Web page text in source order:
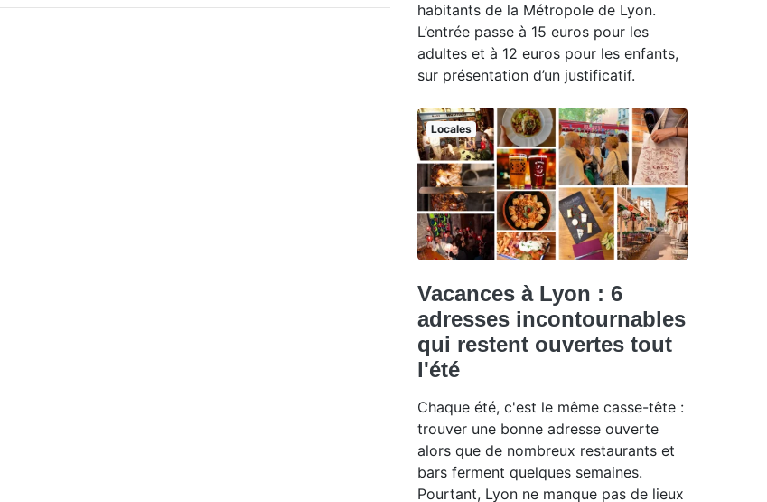
habitants de la Métropole de Lyon.
L’entrée passe à 15 euros pour les
adultes et à 12 euros pour les enfants,
sur présentation d’un justificatif.
Locales
Vacances à Lyon : 6
adresses incontournables
qui restent ouvertes tout
l'été
Chaque été, c'est le même casse-tête :
trouver une bonne adresse ouverte
alors que de nombreux restaurants et
bars ferment quelques semaines.
Pourtant, Lyon ne manque pas de lieux